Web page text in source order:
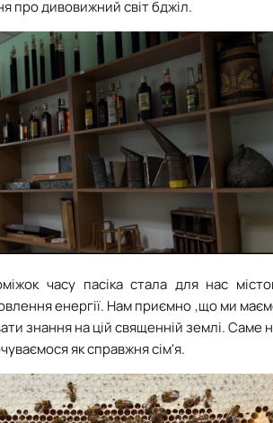
про дивовижний світ бджіл.
часу пасіка стала для нас
енергії. Нам приємно ,що ми
знання на цій священній землі. Саме
як справжня сім'я.